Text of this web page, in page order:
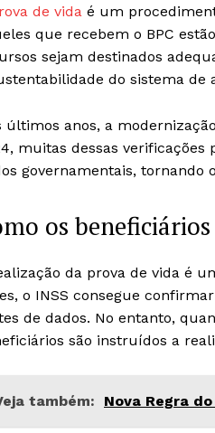
de vida é um
que recebem o BPC
sejam destinados
do sistema de
últimos anos, a
muitas dessas
governamentais, tornando
os
da prova de vida é
o INSS consegue
de dados. No entanto,
são instruídos a
também: Nova Regra